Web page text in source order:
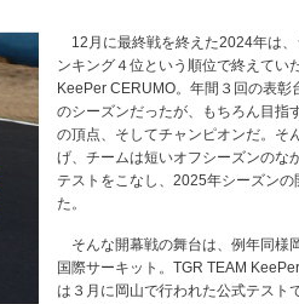
12月に最終戦を終えた2024年は、
ンキング４位という順位で終えてい
KeePer CERUMO。年間３回の表彰
のシーズンだったが、もちろん目指
の頂点、そしてチャンピオンだ。そ
げ、チームは短いオフシーズンのな
テストをこなし、2025年シーズンの
た。
そんな開幕戦の舞台は、例年同様
国際サーキット。TGR TEAM
は３月に岡山で行われた公式テスト